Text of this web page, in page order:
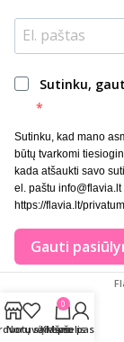
Sutinku,
Sutinku, kad mano
būtų tvarkomi
kada atšaukti savo
el. paštu info@flavia.lt
https://flavia.lt/
Gauti
Norų sąrašas
0
Krepšelis
Mano paskyra